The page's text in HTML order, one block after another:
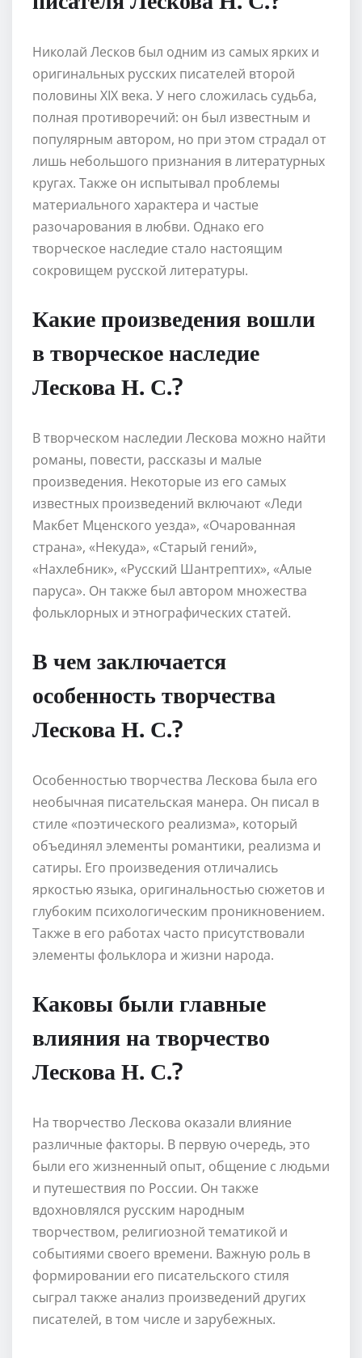
Николай Лесков был одним из самых ярких и
оригинальных русских писателей второй
половины XIX века. У него сложилась судьба,
полная противоречий: он был известным и
популярным автором, но при этом страдал от
лишь небольшого признания в литературных
кругах. Также он испытывал проблемы
материального характера и частые
разочарования в любви. Однако его
творческое наследие стало настоящим
сокровищем русской литературы.
Какие произведения вошли
в творческое наследие
Лескова Н. С.?
В творческом наследии Лескова можно найти
романы, повести, рассказы и малые
произведения. Некоторые из его самых
известных произведений включают «Леди
Макбет Мценского уезда», «Очарованная
страна», «Некуда», «Старый гений»,
«Нахлебник», «Русский Шантрептих», «Алые
паруса». Он также был автором множества
фольклорных и этнографических статей.
В чем заключается
особенность творчества
Лескова Н. С.?
Особенностью творчества Лескова была его
необычная писательская манера. Он писал в
стиле «поэтического реализма», который
объединял элементы романтики, реализма и
сатиры. Его произведения отличались
яркостью языка, оригинальностью сюжетов и
глубоким психологическим проникновением.
Также в его работах часто присутствовали
элементы фольклора и жизни народа.
Каковы были главные
влияния на творчество
Лескова Н. С.?
На творчество Лескова оказали влияние
различные факторы. В первую очередь, это
были его жизненный опыт, общение с людьми
и путешествия по России. Он также
вдохновлялся русским народным
творчеством, религиозной тематикой и
событиями своего времени. Важную роль в
формировании его писательского стиля
сыграл также анализ произведений других
писателей, в том числе и зарубежных.